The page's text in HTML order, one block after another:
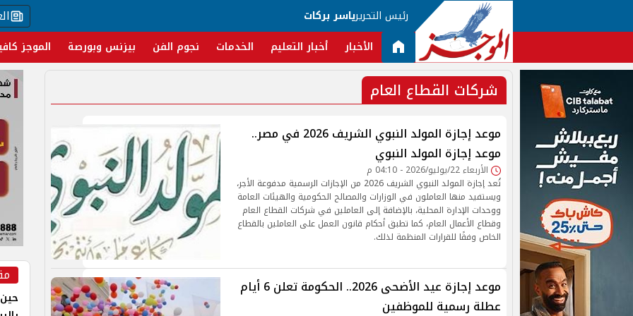
رئيس التحريرياسر بركات
الأخبار أخبار التعليم الخدمات نجوم الفن بيزنس وبورصة الموجز
شركات القطاع العام
موعد إجازة المولد النبوي الشريف 2026 في مصر..
موعد إجازة المولد النبوي
الأربعاء 22/يوليو/2026 - 04:10 م
تُعد إجازة المولد النبوي الشريف 2026 من الإجازات الرسمية مدفوعة الأجر،
ويستفيد منها العاملون في الوزارات والمصالح الحكومية والهيئات العامة
ووحدات الإدارة المحلية، بالإضافة إلى العاملين في شركات القطاع العام
وقطاع الأعمال العام، كما تطبق أحكام قانون العمل على العاملين بالقطاع
الخاص وفقًا للقرارات المنظمة لذلك.
موعد إجازة عيد الأضحى 2026.. الحكومة تعلن 6 أيام
عطلة رسمية للموظفين